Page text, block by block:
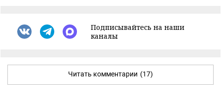
Подписывайтесь на наши
каналы
Читать комментарии (17)